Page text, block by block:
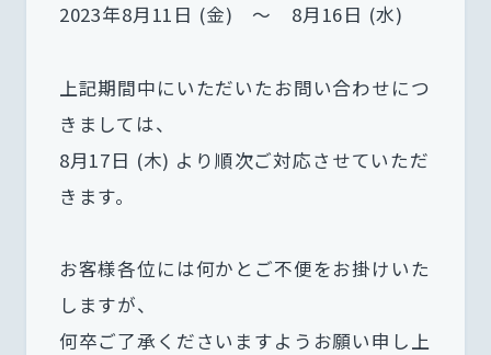
2023年8月11日 (金) ～ 8月16日 (水)
上記期間中にいただいたお問い合わせにつ
きましては、
8月17日 (木) より順次ご対応させていただ
きます。
お客様各位には何かとご不便をお掛けいた
しますが、
何卒ご了承くださいますようお願い申し上